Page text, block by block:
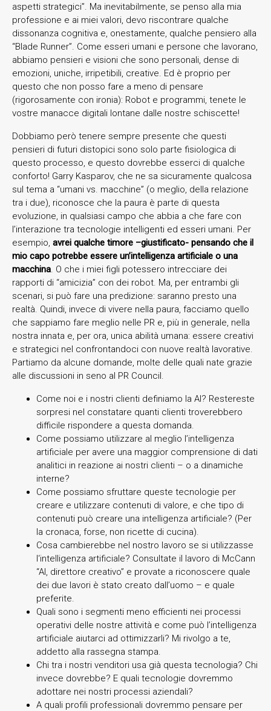
aspetti strategici”. Ma inevitabilmente, se penso alla mia
professione e ai miei valori, devo riscontrare qualche
dissonanza cognitiva e, onestamente, qualche pensiero alla
“Blade Runner”. Come esseri umani e persone che lavorano,
abbiamo pensieri e visioni che sono personali, dense di
emozioni, uniche, irripetibili, creative. Ed è proprio per
questo che non posso fare a meno di pensare
(rigorosamente con ironia): Robot e programmi, tenete le
vostre manacce digitali lontane dalle nostre schiscette!
Dobbiamo però tenere sempre presente che questi
pensieri di futuri distopici sono solo parte fisiologica di
questo processo, e questo dovrebbe esserci di qualche
conforto! Garry Kasparov, che ne sa sicuramente qualcosa
sul tema a “umani vs. macchine” (o meglio, della relazione
tra i due), riconosce che la paura è parte di questa
evoluzione, in qualsiasi campo che abbia a che fare con
l’interazione tra tecnologie intelligenti ed esseri umani. Per
esempio, avrei qualche timore –giustificato- pensando che il
mio capo potrebbe essere un’intelligenza artificiale o una
macchina. O che i miei figli potessero intrecciare dei
rapporti di “amicizia” con dei robot. Ma, per entrambi gli
scenari, si può fare una predizione: saranno presto una
realtà. Quindi, invece di vivere nella paura, facciamo quello
che sappiamo fare meglio nelle PR e, più in generale, nella
nostra innata e, per ora, unica abilità umana: essere creativi
e strategici nel confrontandoci con nuove realtà lavorative.
Partiamo da alcune domande, molte delle quali nate grazie
alle discussioni in seno al PR Council.
Come noi e i nostri clienti definiamo la AI? Restereste
sorpresi nel constatare quanti clienti troverebbero
difficile rispondere a questa domanda.
Come possiamo utilizzare al meglio l’intelligenza
artificiale per avere una maggior comprensione di dati
analitici in reazione ai nostri clienti – o a dinamiche
interne?
Come possiamo sfruttare queste tecnologie per
creare e utilizzare contenuti di valore, e che tipo di
contenuti può creare una intelligenza artificiale? (Per
la cronaca, forse, non ricette di cucina).
Cosa cambierebbe nel nostro lavoro se si utilizzasse
l‘intelligenza artificiale? Consultate il lavoro di McCann
“AI, direttore creativo” e provate a riconoscere quale
dei due lavori è stato creato dall’uomo – e quale
preferite.
Quali sono i segmenti meno efficienti nei processi
operativi delle nostre attività e come può l’intelligenza
artificiale aiutarci ad ottimizzarli? Mi rivolgo a te,
addetto alla rassegna stampa.
Chi tra i nostri venditori usa già questa tecnologia? Chi
invece dovrebbe? E quali tecnologie dovremmo
adottare nei nostri processi aziendali?
A quali profili professionali dovremmo pensare per